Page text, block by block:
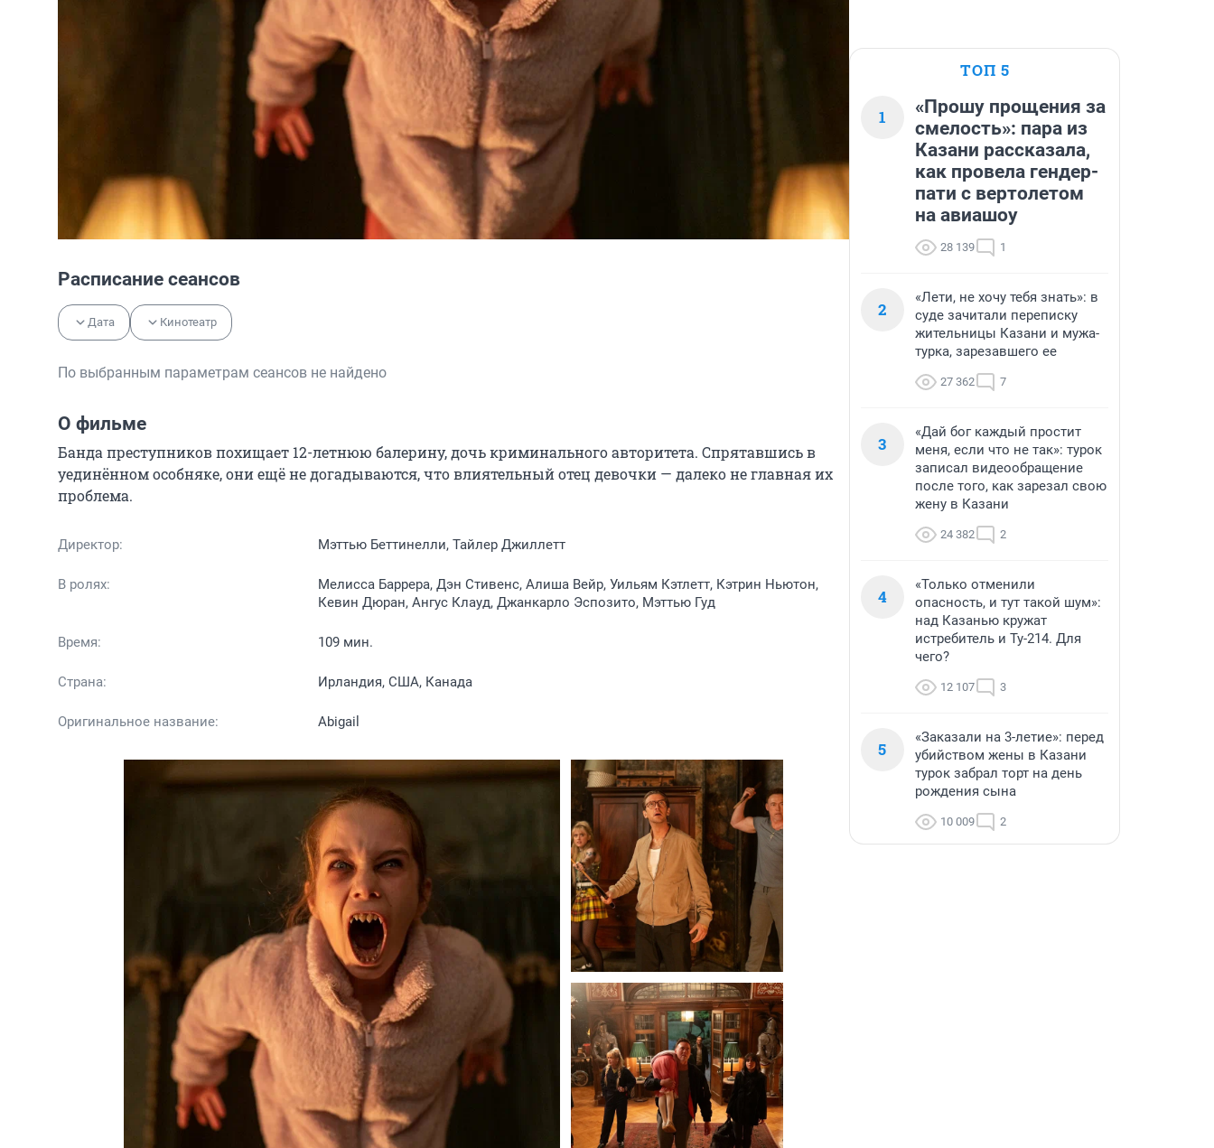
Расписание сеансов
Дата Кинотеатр
По выбранным параметрам сеансов не найдено
О фильме
Банда преступников похищает 12-летнюю балерину, дочь криминального авторитета. Спрятавшись в
уединённом особняке, они ещё не догадываются, что влиятельный отец девочки — далеко не главная их
проблема.
Директор: Мэттью Беттинелли, Тайлер Джиллетт
В ролях:
Мелисса Баррера, Дэн Стивенс, Алиша Вейр, Уильям Кэтлетт, Кэтрин Ньютон,
Кевин Дюран, Ангус Клауд, Джанкарло Эспозито, Мэттью Гуд
Время: 109 мин.
Страна: Ирландия, США, Канада
Оригинальное название: Abigail
ТОП 5
1
«Прошу прощения за
смелость»: пара из
Казани рассказала,
как провела гендер-
пати с вертолетом
на авиашоу
28 139 1
2
«Лети, не хочу тебя знать»: в
суде зачитали переписку
жительницы Казани и мужа-
турка, зарезавшего ее
27 362 7
3
«Дай бог каждый простит
меня, если что не так»: турок
записал видеообращение
после того, как зарезал свою
жену в Казани
24 382 2
4
«Только отменили
опасность, и тут такой шум»:
над Казанью кружат
истребитель и Ту-214. Для
чего?
12 107 3
5
«Заказали на 3-летие»: перед
убийством жены в Казани
турок забрал торт на день
рождения сына
10 009 2